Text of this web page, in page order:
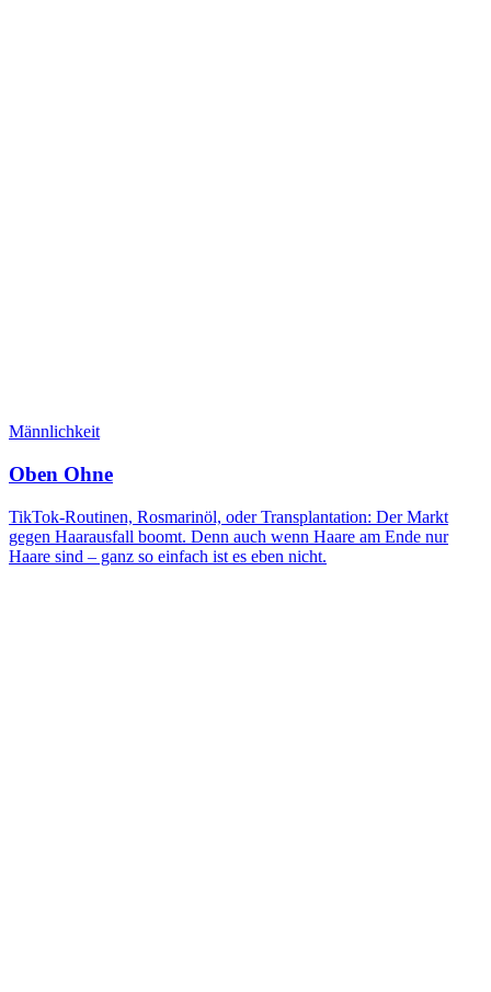
Männlichkeit
Oben Ohne
TikTok-Routinen, Rosmarinöl, oder Transplantation: Der Markt
gegen Haarausfall boomt. Denn auch wenn Haare am Ende nur
Haare sind – ganz so einfach ist es eben nicht.